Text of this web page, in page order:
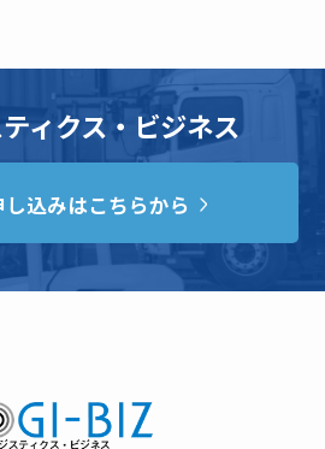
ィクス・ビジネス
込みはこちらから